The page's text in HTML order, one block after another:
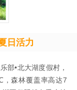
日活力
部•北大湖度假村，
，森林覆盖率高达7